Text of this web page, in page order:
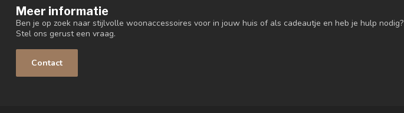
Meer informatie
Ben je op zoek naar stijlvolle woonaccessoires voor in jouw huis of als cadeautje en heb je hulp nodig?
Stel ons gerust een vraag.
Contact